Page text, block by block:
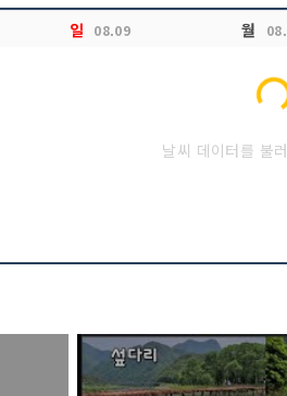
일 08.09 월
날씨 데이터를 불